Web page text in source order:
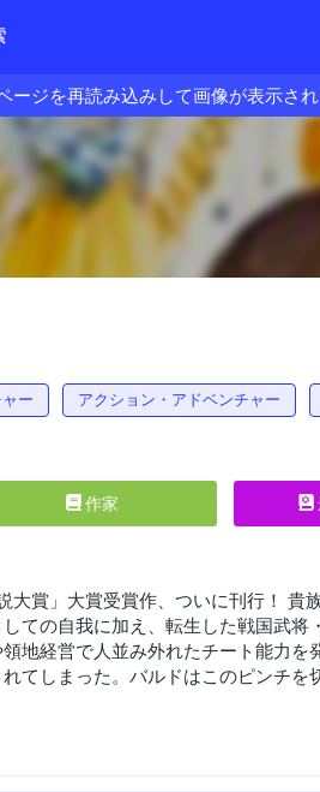
ジを再読み込みして画像が表示され
ー アクション・アドベンチャー
作家
大賞」大賞受賞作、ついに刊行！
ての自我に加え、転生した戦国武
地経営で人並み外れたチート能力
てしまった。バルドはこのピンチ